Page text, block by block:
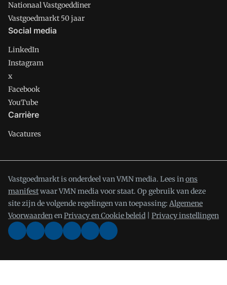
Nationaal Vastgoeddiner
Vastgoedmarkt 50 jaar
Social media
LinkedIn
Instagram
x
Facebook
YouTube
Carrière
Vacatures
Vastgoedmarkt is onderdeel van VMN media. Lees inons
manifestwaar VMN media voor staat. Op gebruik van deze
site zijn de volgende regelingen van toepassing: Algemene
VoorwaardenenPrivacy en Cookie beleid Privacy instellingen